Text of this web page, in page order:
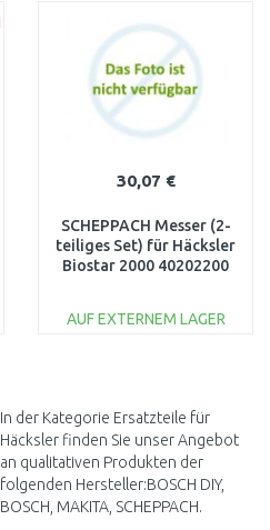
Vergleichen
30,07 €
SCHEPPACH Messer (2-
teiliges Set) für Häcksler
Biostar 2000 40202200
AUF EXTERNEM LAGER
Vergleichen
In der Kategorie Ersatzteile für
Häcksler finden Sie unser Angebot
an qualitativen Produkten der
folgenden Hersteller:BOSCH DIY,
BOSCH, MAKITA, SCHEPPACH.